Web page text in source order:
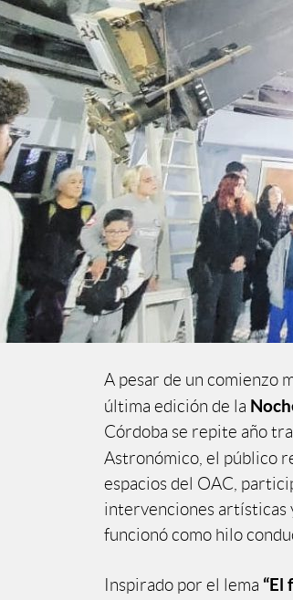
A pesar de un comienzo
última edición de la
Córdoba se repite año
Astronómico, el público
espacios del OAC,
intervenciones artísticas
funcionó como hilo
Inspirado por el lema “El